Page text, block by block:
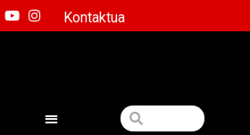
Kontaktua